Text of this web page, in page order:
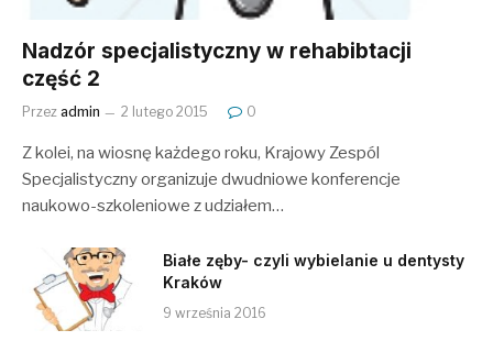
Nadzór specjalistyczny w rehabibtacji
część 2
Przez admin 2 lutego 2015 0
Z kolei, na wiosnę każdego roku, Krajowy Zespól
Specjalistyczny organizuje dwudniowe konferencje
naukowo-szkoleniowe z udziałem…
Białe zęby- czyli wybielanie u dentysty
Kraków
9 września 2016